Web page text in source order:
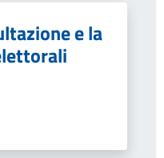
e la